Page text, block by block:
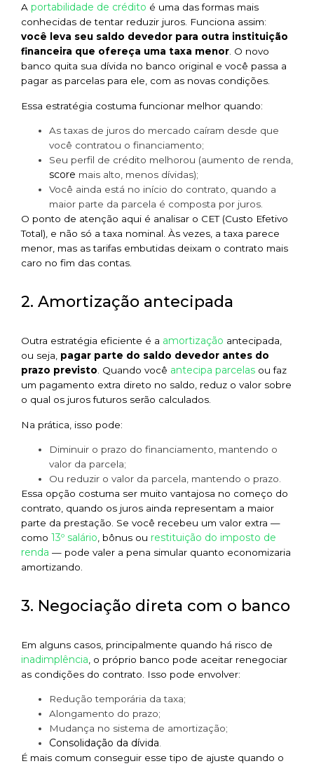
A portabilidade de crédito é uma das formas mais
conhecidas de tentar reduzir juros. Funciona assim:
você leva seu saldo devedor para outra instituição
financeira que ofereça uma taxa menor. O novo
banco quita sua dívida no banco original e você passa a
pagar as parcelas para ele, com as novas condições.
Essa estratégia costuma funcionar melhor quando:
As taxas de juros do mercado caíram desde que
você contratou o financiamento;
Seu perfil de crédito melhorou (aumento de renda,
score mais alto, menos dívidas);
Você ainda está no início do contrato, quando a
maior parte da parcela é composta por juros.
O ponto de atenção aqui é analisar o CET (Custo Efetivo
Total), e não só a taxa nominal. Às vezes, a taxa parece
menor, mas as tarifas embutidas deixam o contrato mais
caro no fim das contas.
2. Amortização antecipada
Outra estratégia eficiente é a amortização antecipada,
ou seja, pagar parte do saldo devedor antes do
prazo previsto . Quando você antecipa parcelas ou faz
um pagamento extra direto no saldo, reduz o valor sobre
o qual os juros futuros serão calculados.
Na prática, isso pode:
Diminuir o prazo do financiamento, mantendo o
valor da parcela;
Ou reduzir o valor da parcela, mantendo o prazo.
Essa opção costuma ser muito vantajosa no começo do
contrato, quando os juros ainda representam a maior
parte da prestação. Se você recebeu um valor extra —
como 13º salário , bônus ou restituição do imposto de
renda — pode valer a pena simular quanto economizaria
amortizando.
3. Negociação direta com o banco
Em alguns casos, principalmente quando há risco de
inadimplência , o próprio banco pode aceitar renegociar
as condições do contrato. Isso pode envolver:
Redução temporária da taxa;
Alongamento do prazo;
Mudança no sistema de amortização;
Consolidação da dívida.
É mais comum conseguir esse tipo de ajuste quando o